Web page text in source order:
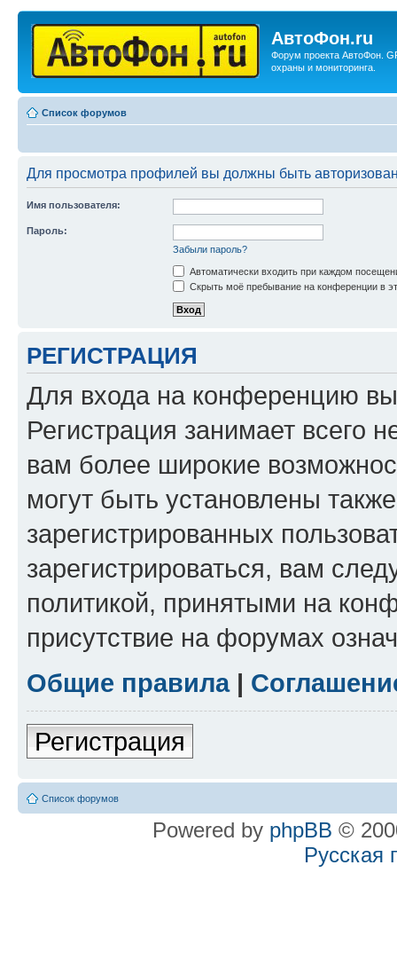
АвтоФон.ru
Форум проекта АвтоФон.
охраны и мониторинга.
Список форумов
Для просмотра профилей вы должны быть
Имя пользователя:
Пароль:
Забыли пароль?
Автоматически входить при каждом
Скрыть моё пребывание на конференции в
РЕГИСТРАЦИЯ
Для входа на конференцию
Регистрация занимает всего
вам более широкие
могут быть установлены
зарегистрированных
зарегистрироваться, вам
политикой, принятыми на
присутствие на форумах
Общие правила|
Регистрация
Список форумов
Powered by phpBB ©
Русская